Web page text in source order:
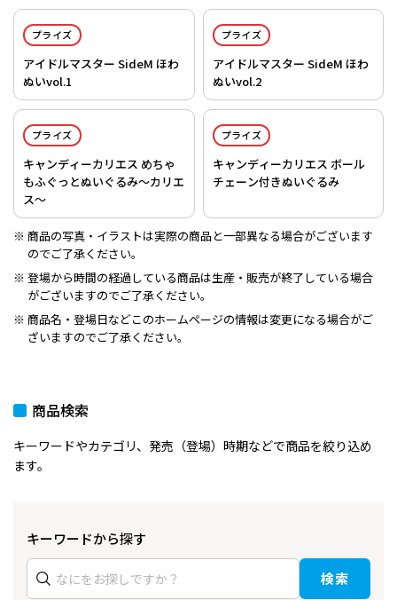
プライズ
アイドルマスター SideM ほわ
ぬいvol.1
プライズ
アイドルマスター SideM ほわ
ぬいvol.2
プライズ
キャンディーカリエス めちゃ
もふぐっとぬいぐるみ～カリエ
ス～
プライズ
キャンディーカリエス ボール
チェーン付きぬいぐるみ
商品の写真・イラストは実際の商品と一部異なる場合がございます
のでご了承ください。
登場から時間の経過している商品は生産・販売が終了している場合
がございますのでご了承ください。
商品名・登場日などこのホームページの情報は変更になる場合がご
ざいますのでご了承ください。
商品検索
キーワードやカテゴリ、発売（登場）時期などで商品を絞り込め
ます。
キーワードから探す
検索